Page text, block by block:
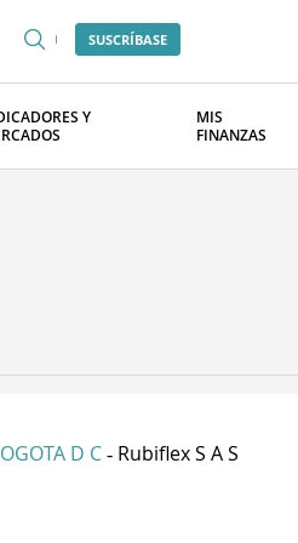
SUSCRÍBASE
Y
MIS
FINANZAS
D C - Rubiflex S A S